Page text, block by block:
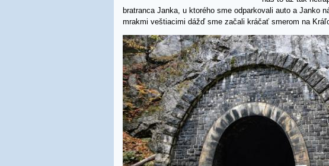
bratranca Janka, u ktorého sme odparkovali auto a Janko
mrakmi veštiacimi dážď sme začali kráčať smerom na